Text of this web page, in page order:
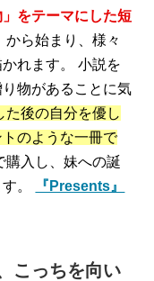
」をテーマにした短
ら始まり、様々
れます。 小説を
物があることに気
た後の自分を優し
のような一冊で
購入し、妹への誕
。
『Presents』
こっちを向い